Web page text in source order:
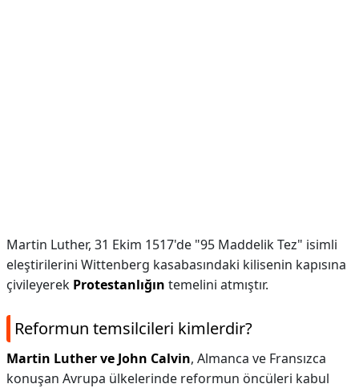
Martin Luther, 31 Ekim 1517'de "95 Maddelik Tez" isimli
eleştirilerini Wittenberg kasabasındaki kilisenin kapısına
çivileyerek Protestanlığın temelini atmıştır.
Reformun temsilcileri kimlerdir?
Martin Luther ve John Calvin, Almanca ve Fransızca
konuşan Avrupa ülkelerinde reformun öncüleri kabul